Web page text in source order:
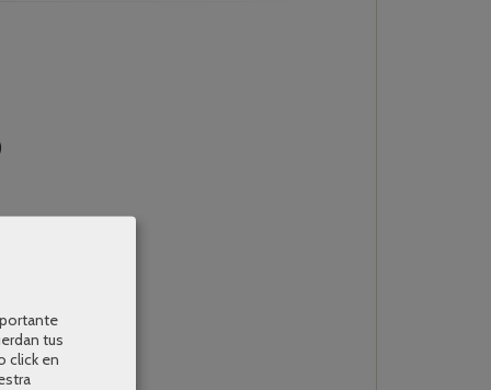
tus
click en